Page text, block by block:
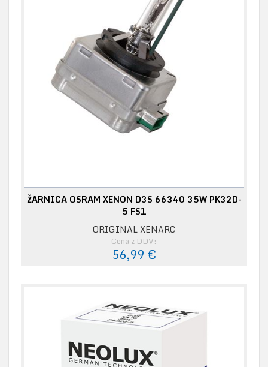
ŽARNICA OSRAM XENON D3S 66340 35W PK32D-
5 FS1
ORIGINAL XENARC
Cena z DDV:
56,99 €